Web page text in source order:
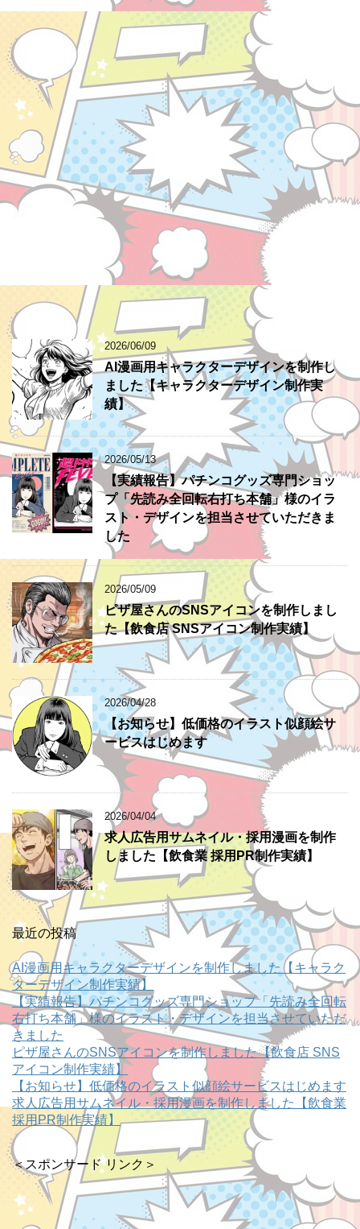
2026/06/09
AI漫画用キャラクターデザインを制作し
ました【キャラクターデザイン制作実
績】
2026/05/13
【実績報告】パチンコグッズ専門ショッ
プ「先読み全回転右打ち本舗」様のイラ
スト・デザインを担当させていただきま
した
2026/05/09
ピザ屋さんのSNSアイコンを制作しまし
た【飲食店 SNSアイコン制作実績】
2026/04/28
【お知らせ】低価格のイラスト似顔絵サ
ービスはじめます
2026/04/04
求人広告用サムネイル・採用漫画を制作
しました【飲食業 採用PR制作実績】
最近の投稿
AI漫画用キャラクターデザインを制作しました【キャラク
ターデザイン制作実績】
【実績報告】パチンコグッズ専門ショップ「先読み全回転
右打ち本舗」様のイラスト・デザインを担当させていただ
きました
ピザ屋さんのSNSアイコンを制作しました【飲食店 SNS
アイコン制作実績】
【お知らせ】低価格のイラスト似顔絵サービスはじめます
求人広告用サムネイル・採用漫画を制作しました【飲食業
採用PR制作実績】
＜スポンサード リンク＞